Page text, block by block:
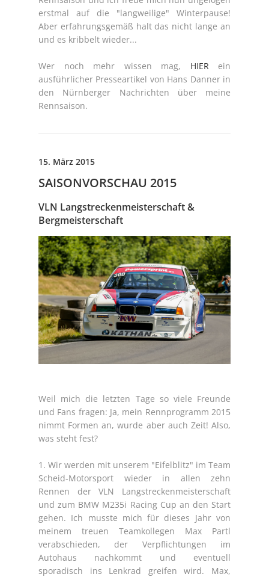
erstmal auf die "langweilige" Winterpause!
Aber erfahrungsgemäß halt das nicht lange an
und es kribbelt wieder...
Wer noch mehr wissen mag, HIER ein
ausführlicher Presseartikel von Hans Danner in
den Nürnberger Nachrichten über meine
Rennsaison.
15. März 2015
SAISONVORSCHAU 2015
VLN Langstreckenmeisterschaft &
Bergmeisterschaft
Weil mich die letzten Tage so viele Freunde
und Fans fragen: Ja, mein Rennprogramm 2015
nimmt Formen an, wurde aber auch Zeit! Also,
was steht fest?
1. Wir werden mit unserem "Eifelblitz" im Team
Scheid-Motorsport wieder in allen zehn
Rennen der VLN Langstreckenmeisterschaft
und zum BMW M235i Racing Cup an den Start
gehen. Ich musste mich für dieses Jahr von
meinem treuen Teamkollegen Max Partl
verabschieden, der Verpflichtungen im
Autohaus nachkommt und eventuell
sporadisch ins Lenkrad greifen wird. Max,